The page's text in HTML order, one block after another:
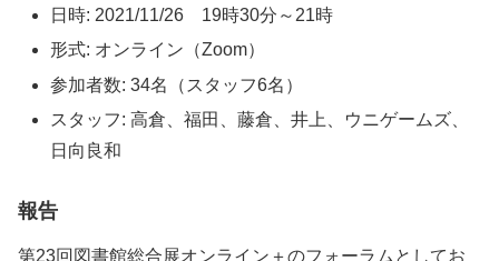
日時: 2021/11/26 19時30分～21時
形式: オンライン（Zoom）
参加者数: 34名（スタッフ6名）
スタッフ: 高倉、福田、藤倉、井上、ウニゲームズ、
日向良和
報告
第23回図書館総合展オンライン＋のフォーラムとしてお